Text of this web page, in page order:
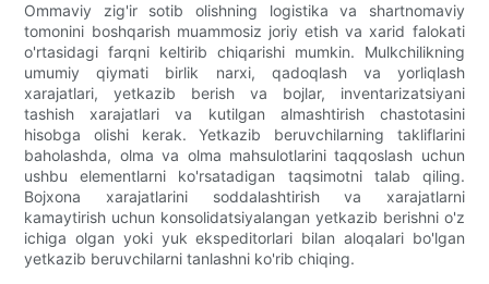
Ommaviy zig'ir sotib olishning logistika va shartnomaviy
tomonini boshqarish muammosiz joriy etish va xarid falokati
o'rtasidagi farqni keltirib chiqarishi mumkin. Mulkchilikning
umumiy qiymati birlik narxi, qadoqlash va yorliqlash
xarajatlari, yetkazib berish va bojlar, inventarizatsiyani
tashish xarajatlari va kutilgan almashtirish chastotasini
hisobga olishi kerak. Yetkazib beruvchilarning takliflarini
baholashda, olma va olma mahsulotlarini taqqoslash uchun
ushbu elementlarni ko'rsatadigan taqsimotni talab qiling.
Bojxona xarajatlarini soddalashtirish va xarajatlarni
kamaytirish uchun konsolidatsiyalangan yetkazib berishni o'z
ichiga olgan yoki yuk ekspeditorlari bilan aloqalari bo'lgan
yetkazib beruvchilarni tanlashni ko'rib chiqing.